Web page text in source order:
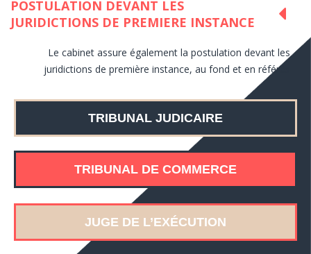
POSTULATION DEVANT LES
JURIDICTIONS DE PREMIERE INSTANCE
Le cabinet assure également la postulation devant les
juridictions de première instance, au fond et en référés
TRIBUNAL JUDICAIRE
TRIBUNAL DE COMMERCE
JUGE DE L’EXÉCUTION